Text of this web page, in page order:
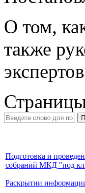
О том,
также
Подготовка и
собраний МКД "под
Раскрытии